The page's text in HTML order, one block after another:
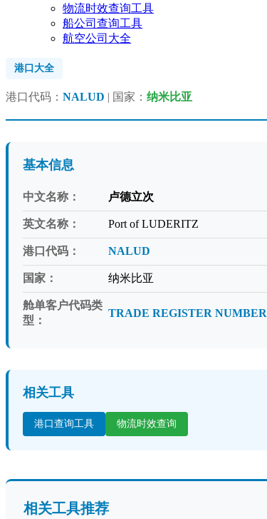
物流时效查询工具
船公司查询工具
航空公司大全
港口大全
港口代码： NALUD | 国家： 纳米比亚
基本信息
中文名称： 卢德立次
英文名称： Port of LUDERITZ
港口代码： NALUD
国家： 纳米比亚
舱单客户代码类
型：
TRADE REGISTER NUMBER
相关工具
港口查询工具 物流时效查询
相关工具推荐